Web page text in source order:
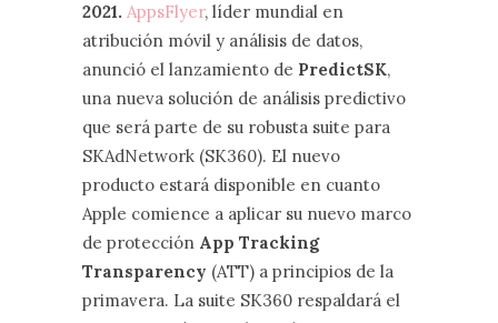
2021. AppsFlyer, líder mundial en
atribución móvil y análisis de datos,
anunció el lanzamiento de PredictSK,
una nueva solución de análisis predictivo
que será parte de su robusta suite para
SKAdNetwork (SK360). El nuevo
producto estará disponible en cuanto
Apple comience a aplicar su nuevo marco
de protección App Tracking
Transparency (ATT) a principios de la
primavera. La suite SK360 respaldará el